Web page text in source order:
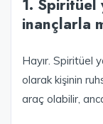
1. Spiritüel
inançlarla
Hayır. Spiritüel
olarak kişinin
araç olabilir,